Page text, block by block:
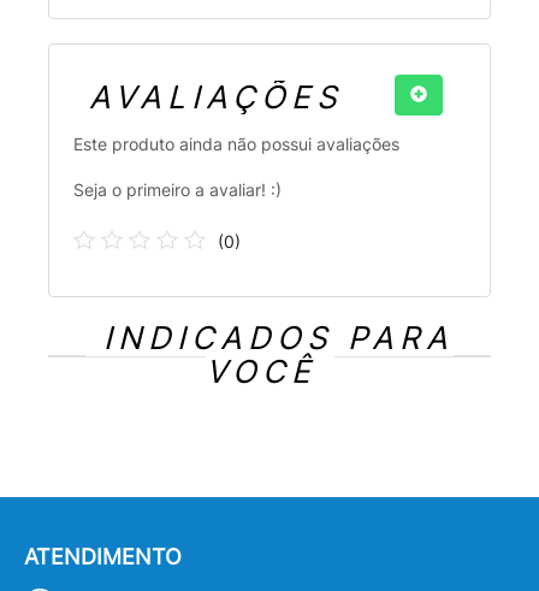
AVALIAÇÕES
Este produto ainda não possui avaliações
Seja o primeiro a avaliar! :)
(0)
INDICADOS PARA
VOCÊ
ATENDIMENTO